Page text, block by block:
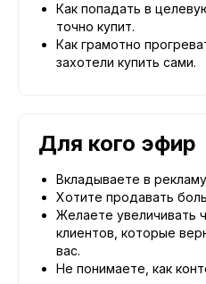
Как попадать в
точно купит.
Как грамотно
захотели купить сами.
Для кого эфир
Вкладываете в
Хотите продавать
Желаете увеличивать
клиентов, которые
вас.
Не понимаете, как